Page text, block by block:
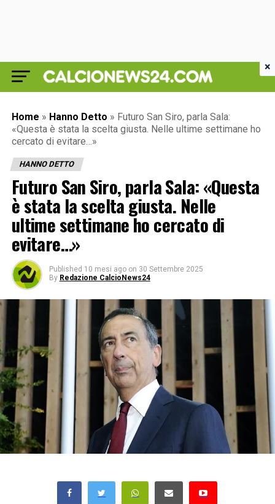
Home » Hanno Detto » Futuro San Siro, parla Sala:
«Questa è stata la scelta giusta. Nelle ultime settimane ho
cercato di evitare…»
HANNO DETTO
Futuro San Siro, parla Sala: «Questa
è stata la scelta giusta. Nelle
ultime settimane ho cercato di
evitare…»
Published 10 mesi ago on 30 Settembre 2025
By Redazione CalcioNews24
×